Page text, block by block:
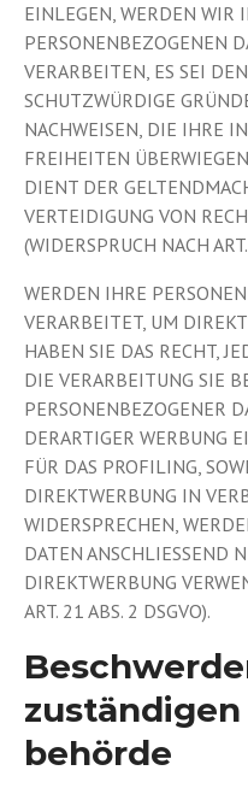
EINLEGEN, WERDEN WIR
PERSONENBEZOGENEN
VERARBEITEN, ES SEI
SCHUTZWÜRDIGE
NACHWEISEN, DIE IHRE
FREIHEITEN
DIENT DER
VERTEIDIGUNG VON
(WIDERSPRUCH NACH
WERDEN IHRE
VERARBEITET, UM
HABEN SIE DAS RECHT,
DIE VERARBEITUNG SIE
PERSONENBEZOGENER
DERARTIGER WERBUNG
FÜR DAS PROFILING,
DIREKTWERBUNG IN
WIDERSPRECHEN,
DATEN ANSCHLIESSEND
DIREKTWERBUNG
ART. 21 ABS. 2 DSGVO).
behörde